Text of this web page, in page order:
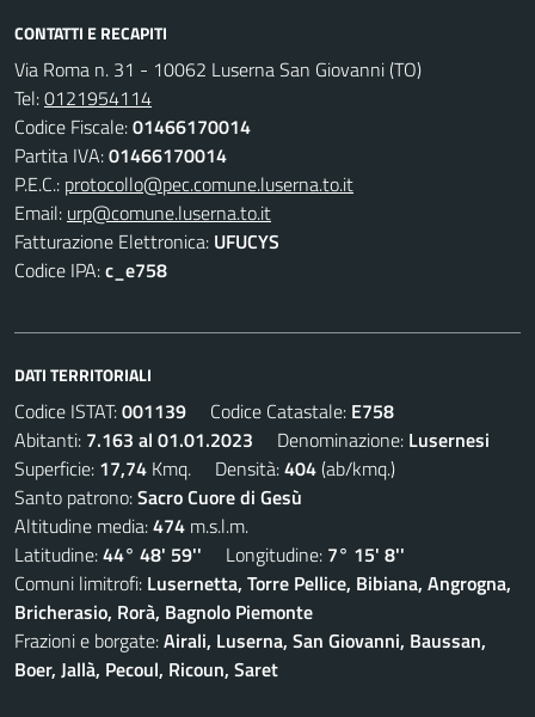
CONTATTI E RECAPITI
Via Roma n. 31 - 10062 Luserna San Giovanni (TO)
Tel:0121954114
Codice Fiscale:01466170014
Partita IVA:01466170014
P.E.C.: protocollo@pec.comune.luserna.to.it
Email: urp@comune.luserna.to.it
Fatturazione Elettronica: UFUCYS
Codice IPA:c_e758
DATI TERRITORIALI
Codice ISTAT:001139 Codice Catastale: E758
Abitanti: 7.163 al 01.01.2023 Denominazione: Lusernesi
Superficie: 17,74 Kmq. Densità:404(ab/kmq.)
Santo patrono:Sacro Cuore di Gesù
Altitudine media:474 m.s.l.m.
Latitudine:44° 48' 59'' Longitudine: 7° 15' 8''
Comuni limitrofi: Lusernetta, Torre Pellice, Bibiana, Angrogna,
Bricherasio, Rorà, Bagnolo Piemonte
Frazioni e borgate:Airali, Luserna, San Giovanni, Baussan,
Boer, Jallà, Pecoul, Ricoun, Saret